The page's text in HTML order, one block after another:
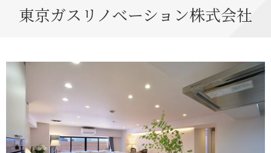
東京ガスリノベーション株式会社